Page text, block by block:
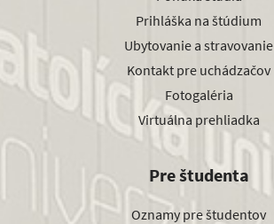
Prihláška na štúdium
Ubytovanie a stravovanie
Kontakt pre uchádzačov
Fotogaléria
Virtuálna prehliadka
Pre študenta
Oznamy pre študentov